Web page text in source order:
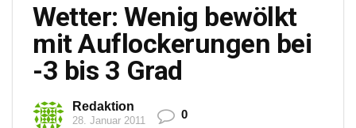
Wetter: Wenig bewölkt
mit Auflockerungen bei
-3 bis 3 Grad
Redaktion
28. Januar 2011 0